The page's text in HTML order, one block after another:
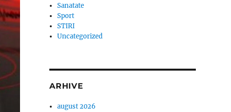
Sanatate
Sport
STIRI
Uncategorized
ARHIVE
august 2026